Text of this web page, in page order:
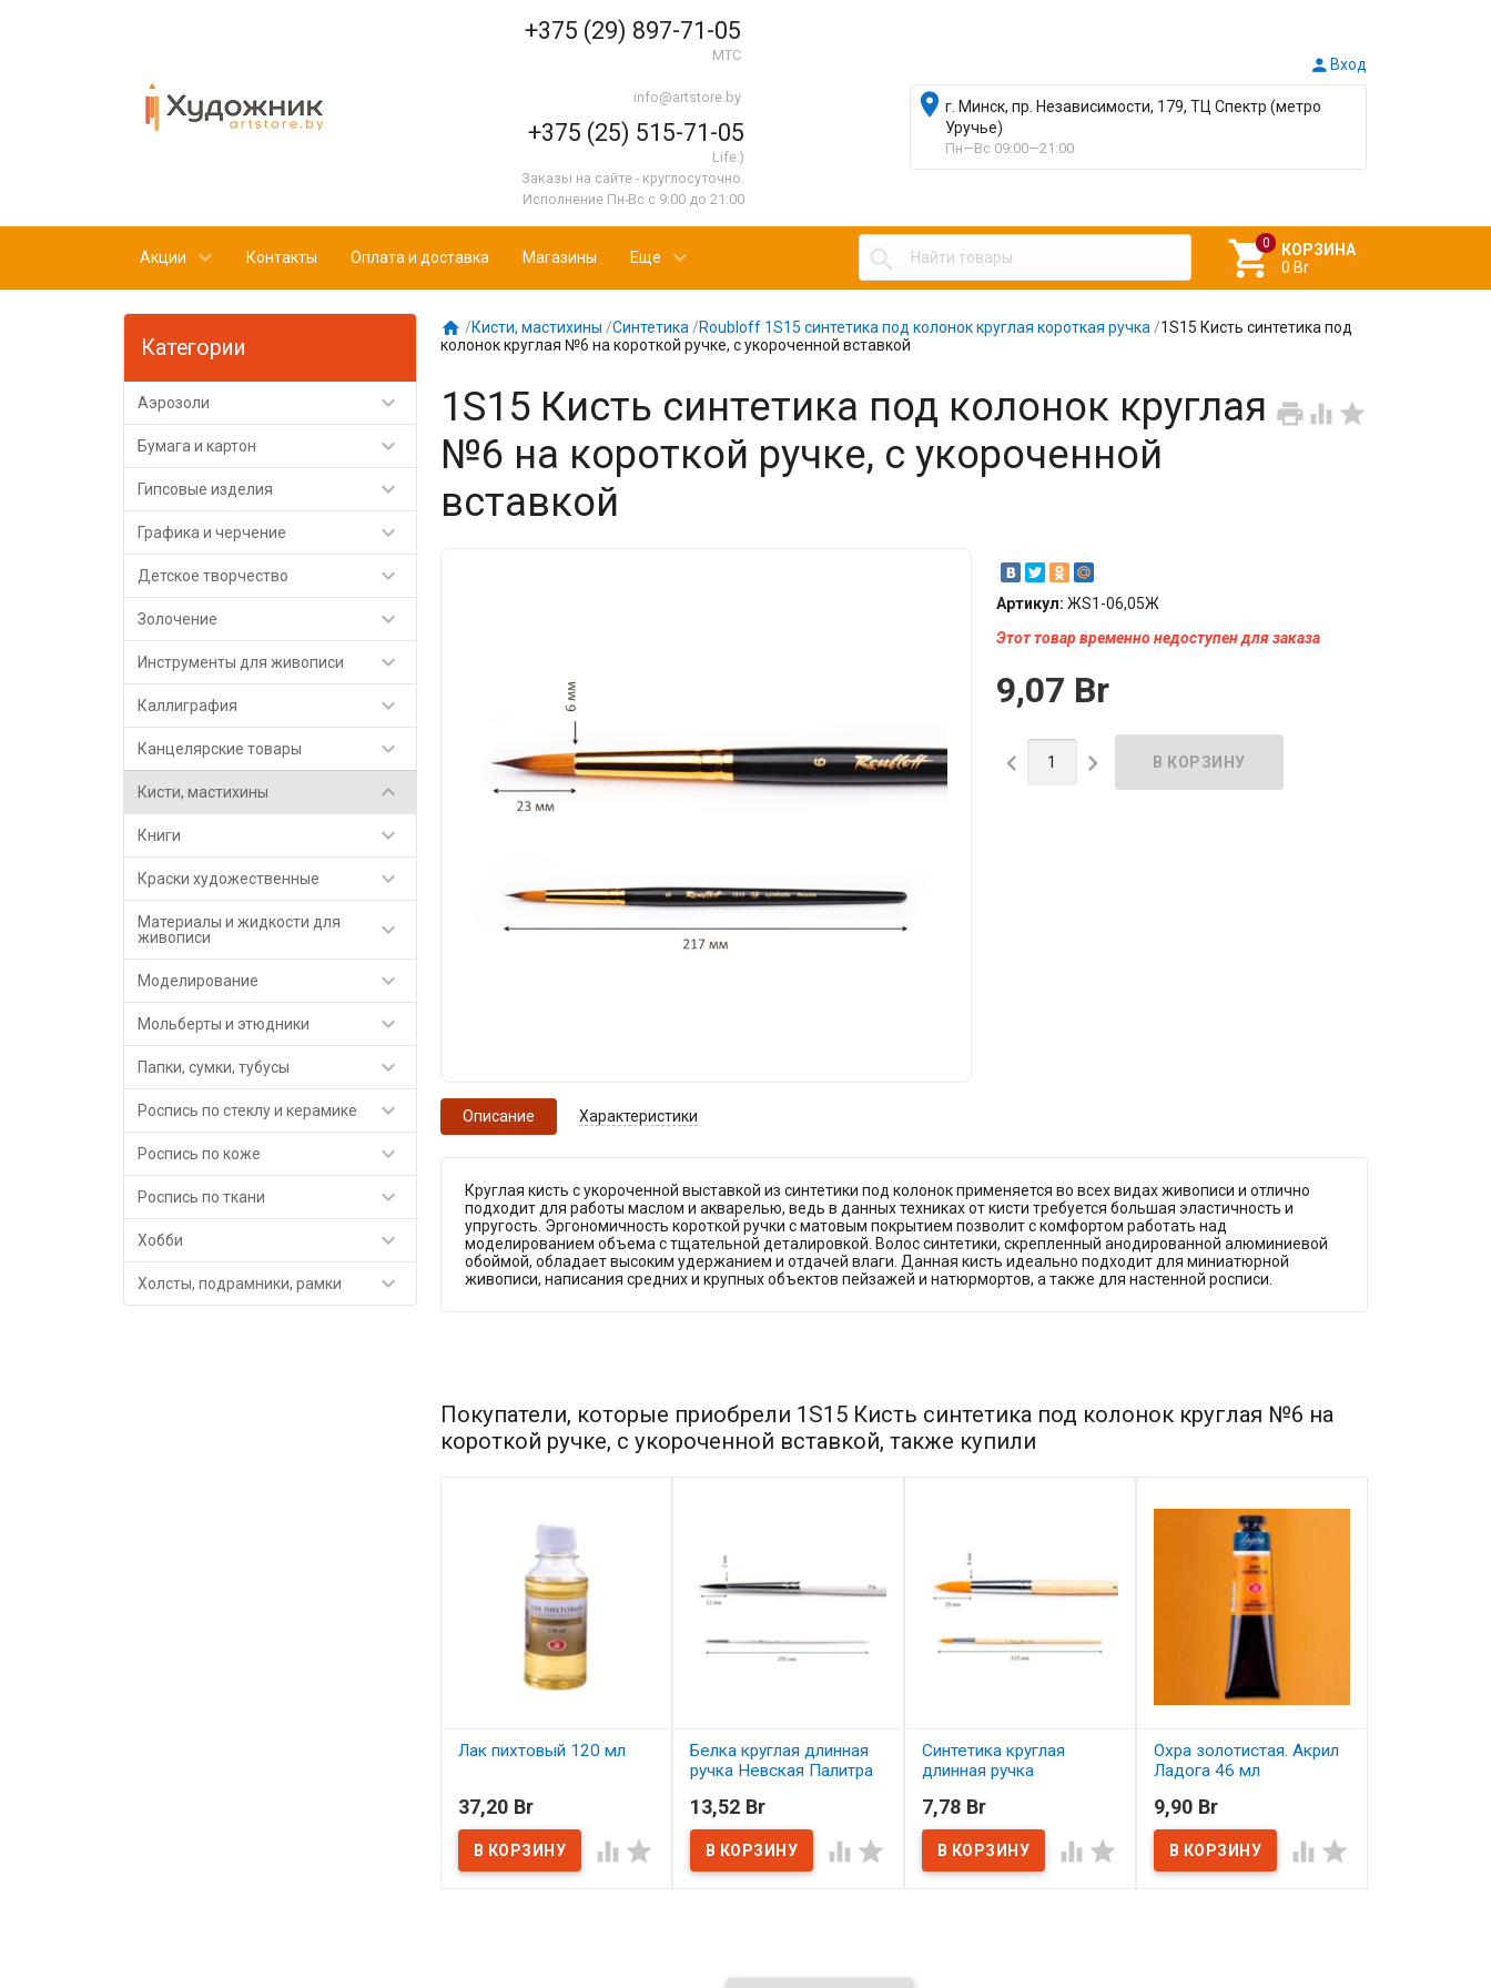
+375 (29) 897-71-05
МТС
info@artstore.by
+375 (25) 515-71-05
Life:)
Заказы на сайте - круглосуточно.
Исполнение Пн-Вс с 9:00 до 21:00
Вход
г. Минск, пр. Независимости, 179, ТЦ Спектр (метро
Уручье)
Пн—Вс 09:00—21:00
Акции Контакты Оплата и доставка Магазины Еще  
КОРЗИНА
0 Br
Категории
Аэрозоли 
Бумага и картон 
Гипсовые изделия 
Графика и черчение 
Детское творчество 
Золочение 
Инструменты для живописи 
Каллиграфия 
Канцелярские товары 
Кисти, мастихины 
Книги 
Краски художественные 
Материалы и жидкости для
живописи

Моделирование 
Мольберты и этюдники 
Папки, сумки, тубусы 
Роспись по стеклу и керамике 
Роспись по коже 
Роспись по ткани 
Хобби 
Холсты, подрамники, рамки 
 /Кисти, мастихины /Синтетика /Roubloff 1S15 синтетика под колонок круглая короткая ручка /1S15 Кисть синтетика под
колонок круглая №6 на короткой ручке, с укороченной вставкой
  
1S15 Кисть синтетика под колонок круглая
№6 на короткой ручке, с укороченной
вставкой
Артикул: ЖS1-06,05Ж
Этот товар временно недоступен для заказа
9,07 Br
 
Описание Характеристики
Круглая кисть с укороченной выставкой из синтетики под колонок применяется во всех видах живописи и отлично
подходит для работы маслом и акварелью, ведь в данных техниках от кисти требуется большая эластичность и
упругость. Эргономичность короткой ручки с матовым покрытием позволит с комфортом работать над
моделированием объема с тщательной деталировкой. Волос синтетики, скрепленный анодированной алюминиевой
обоймой, обладает высоким удержанием и отдачей влаги. Данная кисть идеально подходит для миниатюрной
живописи, написания средних и крупных объектов пейзажей и натюрмортов, а также для настенной росписи.
Покупатели, которые приобрели 1S15 Кисть синтетика под колонок круглая №6 на
короткой ручке, с укороченной вставкой, также купили
Лак пихтовый 120 мл
37,20 Br
 
Белка круглая длинная
ручка Невская Палитра
В наличии
13,52 Br
 
Синтетика круглая
длинная ручка
Сонет №8
В наличии
7,78 Br
 
Охра золотистая. Акрил
Ладога 46 мл
В наличии
9,90 Br
 